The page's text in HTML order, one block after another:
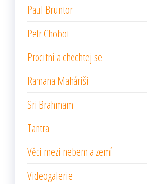
Paul Brunton
Petr Chobot
Procitni a chechtej se
Ramana Maháriši
Sri Brahmam
Tantra
Věci mezi nebem a zemí
Videogalerie